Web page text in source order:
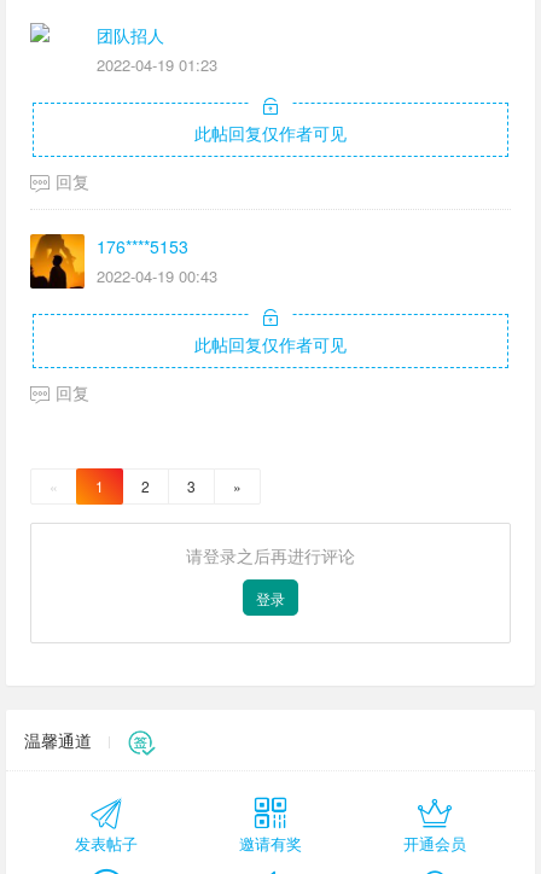
团队招人
2022-04-19 01:23
此帖回复仅作者可见
回复
176****5153
2022-04-19 00:43
此帖回复仅作者可见
回复
« 1 2 3 »
请登录之后再进行评论
登录
温馨通道
发表帖子 邀请有奖 开通会员